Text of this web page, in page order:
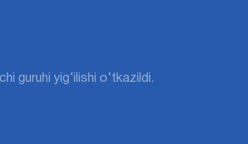
guruhi yig‘ilishi o‘tkazildi.